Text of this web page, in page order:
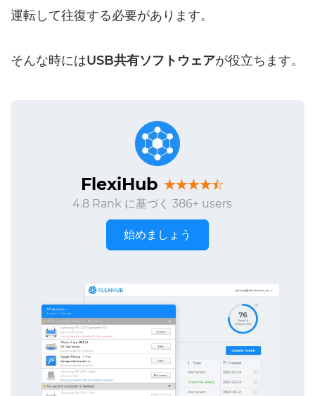
運転して往復する必要があります。
そんな時にはUSB共有ソフトウェアが役立ちます。
FlexiHub
4.8 Rank に基づく 386+ users
始めましょう